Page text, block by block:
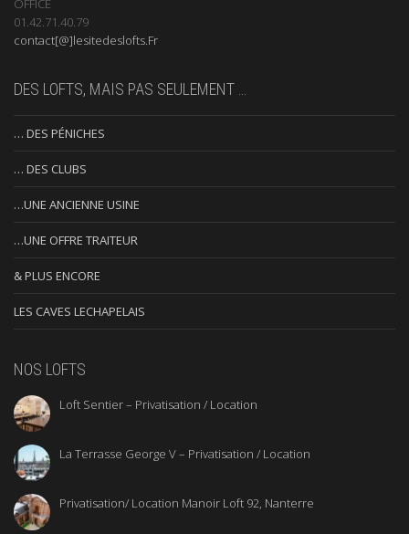
OFFICE
01.42.71.40.79
contact[@]lesitedeslofts.Fr
DES LOFTS, MAIS PAS SEULEMENT …
… DES PÉNICHES
… DES CLUBS
…UNE ANCIENNE USINE
…UNE OFFRE TRAITEUR
& PLUS ENCORE
LES CAVES LECHAPELAIS
NOS LOFTS
Loft Sentier – Privatisation / Location
La Terrasse George V – Privatisation / Location
Privatisation/ Location Manoir Loft 92, Nanterre